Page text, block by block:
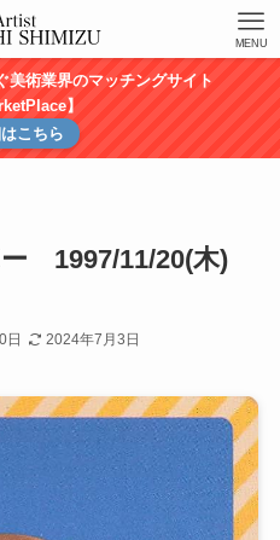
MENU
美術業界のマッチングサイト
】
こちら
ー 1997/11/20(木)
日 2024年7月3日